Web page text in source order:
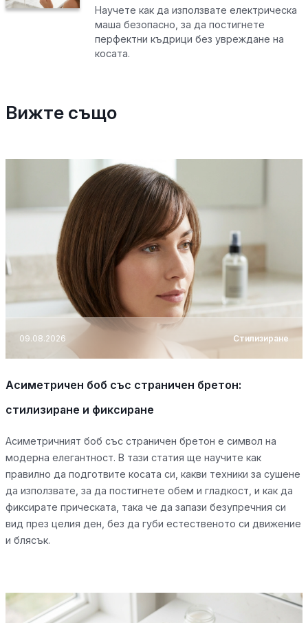
Научете как да използвате електрическа
маша безопасно, за да постигнете
перфектни къдрици без увреждане на
косата.
Вижте също
09.08.2026 Стилизиране
Асиметричен боб със страничен бретон:
стилизиране и фиксиране
Асиметричният боб със страничен бретон е символ на
модерна елегантност. В тази статия ще научите как
правилно да подготвите косата си, какви техники за сушене
да използвате, за да постигнете обем и гладкост, и как да
фиксирате прическата, така че да запази безупречния си
вид през целия ден, без да губи естественото си движение
и блясък.